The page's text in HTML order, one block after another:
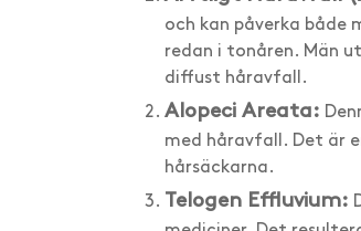
och kan påverka både
redan i tonåren. Män
diffust håravfall.
Alopeci Areata:
med håravfall. Det är
hårsäckarna.
Telogen Effluvium: